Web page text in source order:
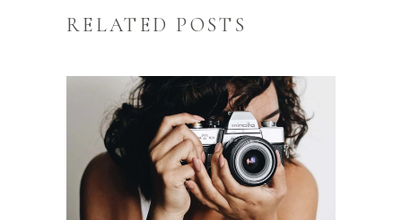
RELATED POSTS